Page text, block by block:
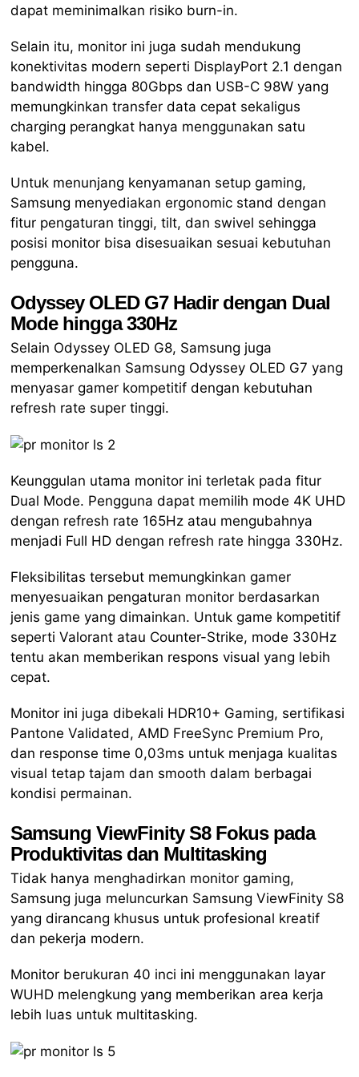
dapat meminimalkan risiko burn-in.
Selain itu, monitor ini juga sudah mendukung
konektivitas modern seperti DisplayPort 2.1 dengan
bandwidth hingga 80Gbps dan USB-C 98W yang
memungkinkan transfer data cepat sekaligus
charging perangkat hanya menggunakan satu
kabel.
Untuk menunjang kenyamanan setup gaming,
Samsung menyediakan ergonomic stand dengan
fitur pengaturan tinggi, tilt, dan swivel sehingga
posisi monitor bisa disesuaikan sesuai kebutuhan
pengguna.
Odyssey OLED G7 Hadir dengan Dual
Mode hingga 330Hz
Selain Odyssey OLED G8, Samsung juga
memperkenalkan Samsung Odyssey OLED G7 yang
menyasar gamer kompetitif dengan kebutuhan
refresh rate super tinggi.
Keunggulan utama monitor ini terletak pada fitur
Dual Mode. Pengguna dapat memilih mode 4K UHD
dengan refresh rate 165Hz atau mengubahnya
menjadi Full HD dengan refresh rate hingga 330Hz.
Fleksibilitas tersebut memungkinkan gamer
menyesuaikan pengaturan monitor berdasarkan
jenis game yang dimainkan. Untuk game kompetitif
seperti Valorant atau Counter-Strike, mode 330Hz
tentu akan memberikan respons visual yang lebih
cepat.
Monitor ini juga dibekali HDR10+ Gaming, sertifikasi
Pantone Validated, AMD FreeSync Premium Pro,
dan response time 0,03ms untuk menjaga kualitas
visual tetap tajam dan smooth dalam berbagai
kondisi permainan.
Samsung ViewFinity S8 Fokus pada
Produktivitas dan Multitasking
Tidak hanya menghadirkan monitor gaming,
Samsung juga meluncurkan Samsung ViewFinity S8
yang dirancang khusus untuk profesional kreatif
dan pekerja modern.
Monitor berukuran 40 inci ini menggunakan layar
WUHD melengkung yang memberikan area kerja
lebih luas untuk multitasking.